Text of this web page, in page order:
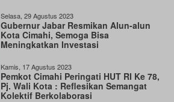
Selasa, 29 Agustus 2023
Gubernur Jabar Resmikan Alun-alun
Kota Cimahi, Semoga Bisa
Meningkatkan Investasi
Kamis, 17 Agustus 2023
Pemkot Cimahi Peringati HUT RI Ke 78,
Pj. Wali Kota : Reflesikan Semangat
Kolektif Berkolaborasi